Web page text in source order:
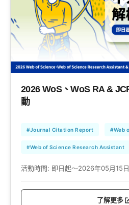
2026 WoS、WoS RA &
動
#Journal Citation Report #Web
#Web of Science Research Assistant
活動時間: 即日起～2026年05月15日
了解更多